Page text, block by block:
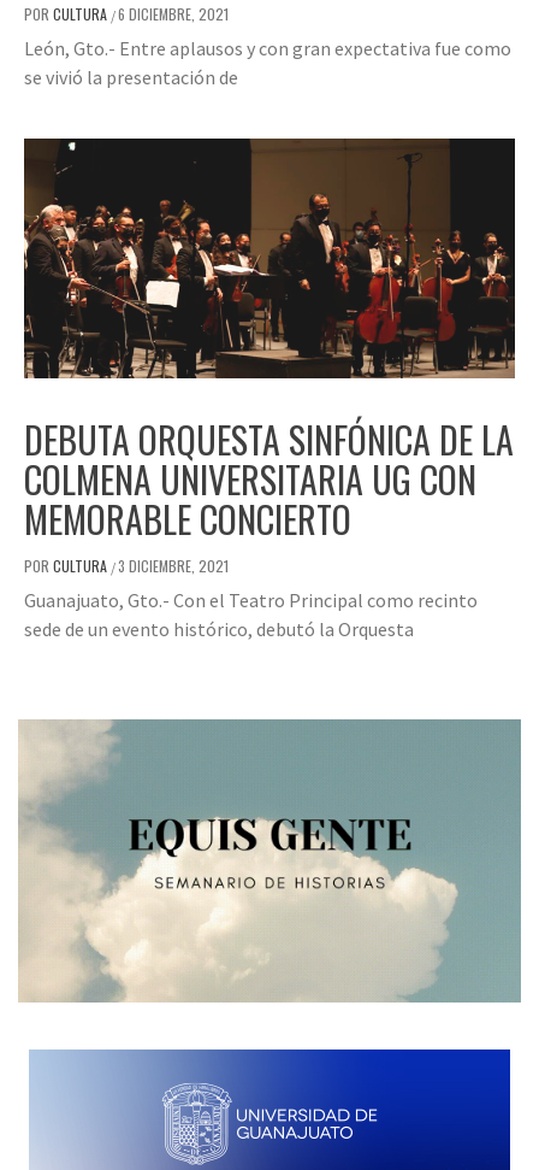
POR CULTURA /6 DICIEMBRE, 2021
León, Gto.- Entre aplausos y con gran expectativa fue como
se vivió la presentación de
DEBUTA ORQUESTA SINFÓNICA DE LA
COLMENA UNIVERSITARIA UG CON
MEMORABLE CONCIERTO
POR CULTURA /3 DICIEMBRE, 2021
Guanajuato, Gto.- Con el Teatro Principal como recinto
sede de un evento histórico, debutó la Orquesta